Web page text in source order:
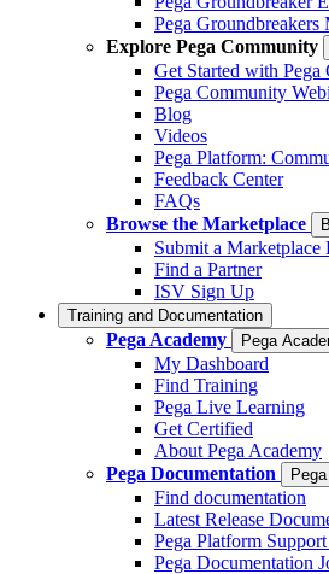
Pega Groundbreakers
Explore Pega Community
Get Started with Pega
Pega Community
Blog
Videos
Pega Platform:
Feedback Center
FAQs
Browse the Marketplace
Submit a Marketplace
Find a Partner
ISV Sign Up
Training and Documentation
Pega Academy Pega
My Dashboard
Find Training
Pega Live Learning
Get Certified
About Pega Academy
Pega Documentation
Find documentation
Latest Release
Pega Platform
Pega Documentation